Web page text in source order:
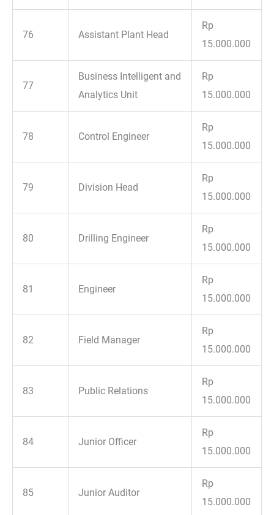
76 Assistant Plant Head
Rp
15.000.000
77
Business Intelligent and
Analytics Unit
Rp
15.000.000
78 Control Engineer
Rp
15.000.000
79 Division Head
Rp
15.000.000
80 Drilling Engineer
Rp
15.000.000
81 Engineer
Rp
15.000.000
82 Field Manager
Rp
15.000.000
83 Public Relations
Rp
15.000.000
84 Junior Officer
Rp
15.000.000
85 Junior Auditor
Rp
15.000.000